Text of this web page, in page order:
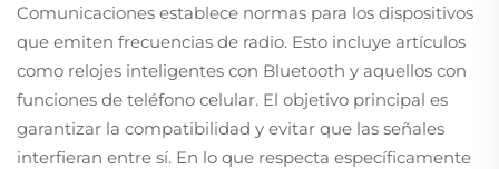
Comunicaciones establece normas para los dispositivos
que emiten frecuencias de radio. Esto incluye artículos
como relojes inteligentes con Bluetooth y aquellos con
funciones de teléfono celular. El objetivo principal es
garantizar la compatibilidad y evitar que las señales
interfieran entre sí. En lo que respecta específicamente